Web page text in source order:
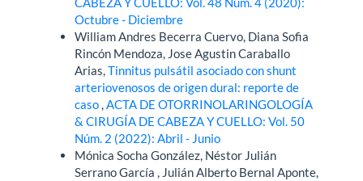
Octubre - Diciembre
William Andres Becerra Cuervo, Diana Sofia
Rincón Mendoza, Jose Agustin Caraballo
Arias,Tinnitus pulsátil asociado con shunt
arteriovenosos de origen dural: reporte de
caso,ACTA DE OTORRINOLARINGOLOGÍA
& CIRUGÍA DE CABEZA Y CUELLO: Vol. 50
Núm. 2 (2022): Abril - Junio
Mónica Socha González, Néstor Julián
Serrano García , Julián Alberto Bernal Aponte,